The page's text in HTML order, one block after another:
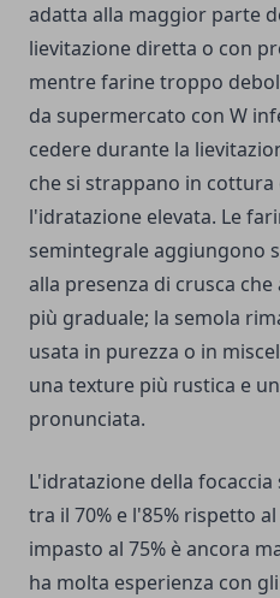
adatta alla maggior parte
lievitazione diretta o con
mentre farine troppo
da supermercato con W
cedere durante la
che si strappano in
l'idratazione elevata. Le
semintegrale aggiungono
alla presenza di crusca
più graduale; la semola
usata in purezza o in
una texture più rustica e
pronunciata.
L'idratazione della
tra il 70% e l'85% rispetto
impasto al 75% è ancora
ha molta esperienza con